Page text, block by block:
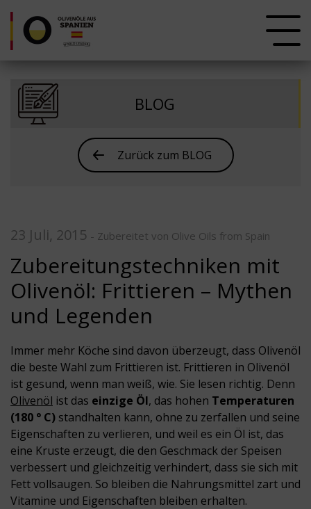
BLOG
Zurück zum BLOG
23 Juli, 2015 - Zubereitet von Olive Oils from Spain
Zubereitungstechniken mit
Olivenöl: Frittieren – Mythen
und Legenden
Immer mehr Köche sind davon überzeugt, dass Olivenöl
die beste Wahl zum Frittieren ist. Frittieren in Olivenöl
ist gesund, wenn man weiß, wie. Sie lesen richtig. Denn
Olivenöl ist das einzige Öl, das hohen Temperaturen
(180 ° C) standhalten kann, ohne zu zerfallen und seine
Eigenschaften zu verlieren, und weil es ein Öl ist, das
eine Kruste erzeugt, die den Geschmack der Speisen
verbessert und gleichzeitig verhindert, dass sie sich mit
Fett vollsaugen. So bleiben die Nahrungsmittel zart und
Vitamine und Eigenschaften bleiben erhalten.